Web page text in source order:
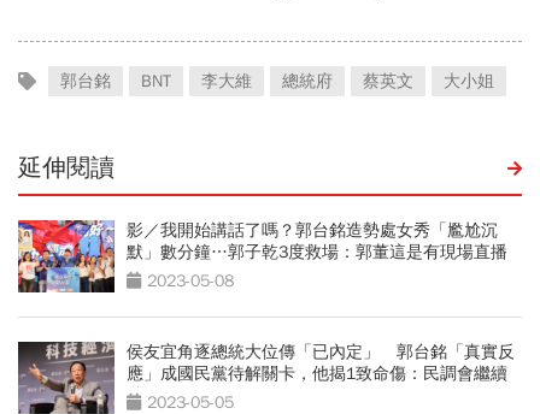
郭台銘 BNT 李大維 總統府 蔡英文 大小姐
延伸閱讀
影／我開始講話了嗎？郭台銘造勢處女秀「尷尬沉
默」數分鐘…郭子乾3度救場：郭董這是有現場直播
的 2023-05-08
侯友宜角逐總統大位傳「已內定」 郭台銘「真實反
應」成國民黨待解關卡，他揭1致命傷：民調會繼續
跌 2023-05-05